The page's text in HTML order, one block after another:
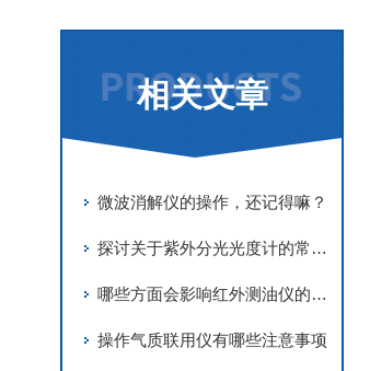
相关文章
微波消解仪的操作，还记得嘛？
探讨关于紫外分光光度计的常见问题你也来参与
哪些方面会影响红外测油仪的结果
操作气质联用仪有哪些注意事项